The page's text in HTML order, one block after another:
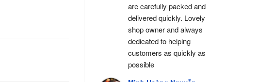
are carefully packed and
delivered quickly. Lovely
shop owner and always
dedicated to helping
customers as quickly as
possible